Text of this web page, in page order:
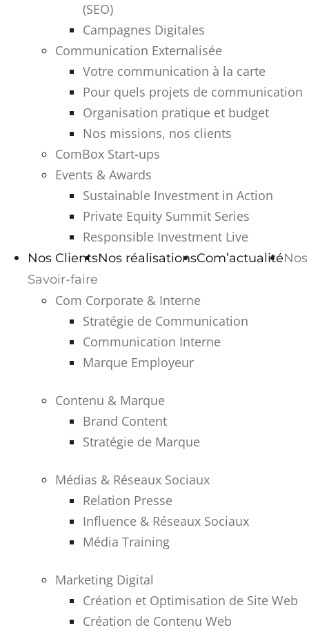
(SEO)
Campagnes Digitales
Communication Externalisée
Votre communication à la carte
Pour quels projets de communication
Organisation pratique et budget
Nos missions, nos clients
ComBox Start-ups
Events & Awards
Sustainable Investment in Action
Private Equity Summit Series
Responsible Investment Live
Nos ClientsNos réalisationsCom’actualitéNos
Savoir-faire
Com Corporate & Interne
Stratégie de Communication
Communication Interne
Marque Employeur
Contenu & Marque
Brand Content
Stratégie de Marque
Médias & Réseaux Sociaux
Relation Presse
Influence & Réseaux Sociaux
Média Training
Marketing Digital
Création et Optimisation de Site Web
Création de Contenu Web